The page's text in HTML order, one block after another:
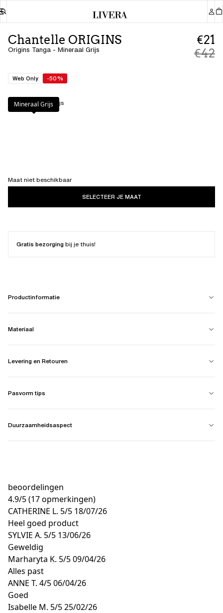
Chantelle ORIGINS
Origins Tanga - Mineraal Grijs
€21
€42
Web Only -50%
Kleur:Mineraal Grijs
Mineraal Grijs
Maat niet beschikbaar
SELECTEER JE MAAT
Gratis bezorgingbij je thuis!
Productinformatie
Materiaal
Levering en Retouren
Pasvorm tips
Duurzaamheidsaspect
beoordelingen
4.9/5(17 opmerkingen)
CATHERINE L. 5/5 18/07/26
Heel goed product
SYLVIE A. 5/5 13/06/26
Geweldig
Marharyta K. 5/509/04/26
Alles past
ANNE T. 4/506/04/26
Goed
Isabelle M. 5/525/02/26